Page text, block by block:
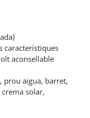
característiques
aconsellable
prou aigua, barret,
solar,